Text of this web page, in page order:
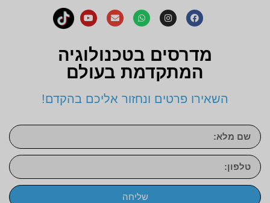
מדרסים בטכנולוגיה
המתקדמת בעולם
השאירו פרטים ונחזור אליכם בהקדם!
שליחה